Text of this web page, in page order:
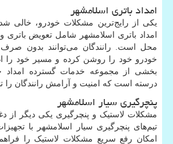
امداد باتری اسلامشهر
یکی از رایج‌ترین مشکلات خودرو، خالی
امداد باتری اسلامشهر شامل تعویض
محل است. رانندگان می‌توانند بدون
خودرو خود را روشن کرده و مسیر خود را
بخشی از مجموعه خدمات گسترده امداد
درسته است که امنیت و آرامش رانندگان را
پنچرگیری سیار اسلامشهر
مشکلات لاستیک و پنچرگیری یکی دیگر از
تیم‌های پنچرگیری سیار اسلامشهر با
امکان رفع سریع مشکلات لاستیک را